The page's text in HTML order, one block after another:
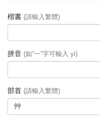
楷書 (請輸入繁體)
拼音 (如“一”字可輸入 yi)
部首 (請輸入繁體)